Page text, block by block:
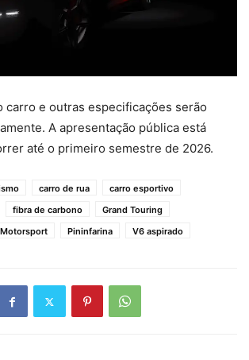
carro e outras especificações serão
A apresentação pública está
até o primeiro semestre de 2026.
carro de rua
carro esportivo
fibra de carbono
Grand Touring
Pininfarina V6 aspirado